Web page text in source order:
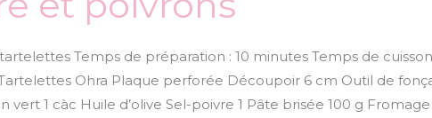
Temps de préparation : 10 minutes Temps de
Ohra Plaque perforée Découpoir 6 cm Outil de
vert 1 càc Huile d’olive Sel-poivre 1 Pâte brisée 100 g